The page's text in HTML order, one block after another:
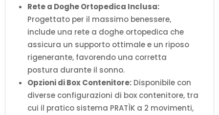
Rete a Doghe Ortopedica Inclusa:
Progettato per il massimo benessere,
include una rete a doghe ortopedica che
assicura un supporto ottimale e un riposo
rigenerante, favorendo una corretta
postura durante il sonno.
Opzioni di Box Contenitore: Disponibile con
diverse configurazioni di box contenitore, tra
cui il pratico sistema PRATÌK a 2 movimenti,